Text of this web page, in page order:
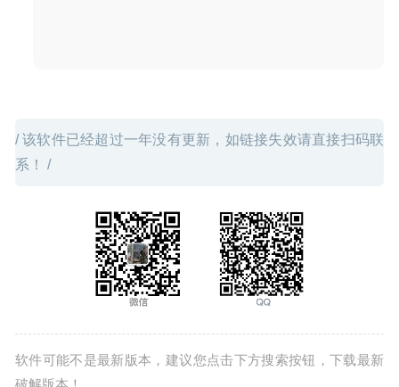
/ 该软件已经超过一年没有更新，如链接失效请直接扫码联
系！ /
软件可能不是最新版本，建议您点击下方搜索按钮，下载最新
破解版本！